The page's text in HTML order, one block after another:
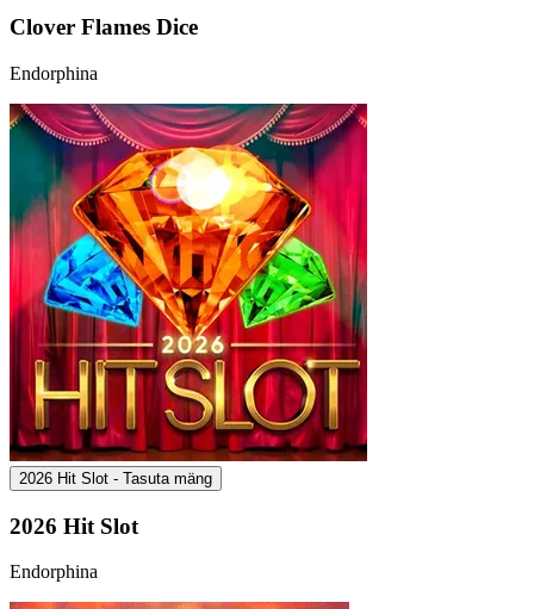
Clover Flames Dice
Endorphina
2026 Hit Slot - Tasuta mäng
2026 Hit Slot
Endorphina